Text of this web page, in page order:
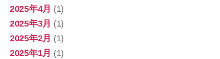
2025年4月 (1)
2025年3月 (1)
2025年2月 (1)
2025年1月 (1)